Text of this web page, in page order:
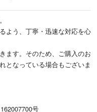
よう、丁寧・迅速な対応を心
ます。そのため、ご購入のお
となっている場合もございま
号